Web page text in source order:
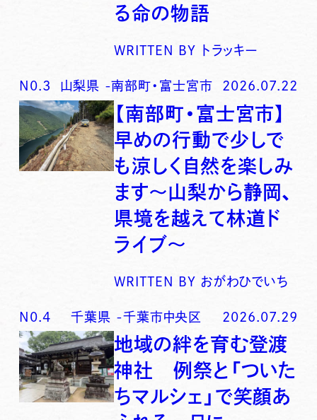
る命の物語
WRITTEN BY トラッキー
N0. 3 山梨県 -南部町・富士宮市 2026.07.22
【南部町・富士宮市】
早めの行動で少しで
も涼しく自然を楽しみ
ます〜山梨から静岡、
県境を越えて林道ド
ライブ〜
WRITTEN BY おがわひでいち
N0. 4 千葉県 -千葉市中央区 2026.07.29
地域の絆を育む登渡
神社 例祭と「ついた
ちマルシェ」で笑顔あ